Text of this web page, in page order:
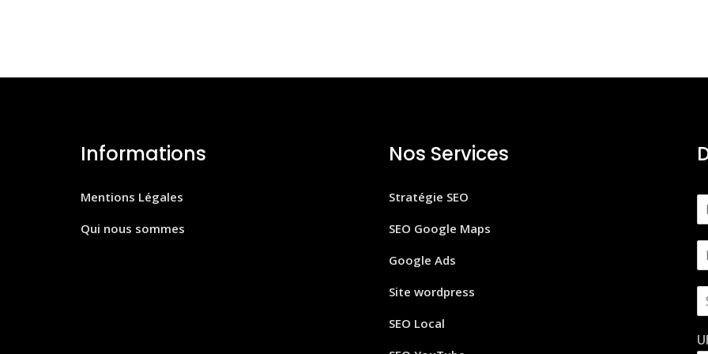
Informations
Mentions Légales
Qui nous sommes
Nos Services
Stratégie SEO
SEO Google Maps
Google Ads
Site wordpress
SEO Local
m
e